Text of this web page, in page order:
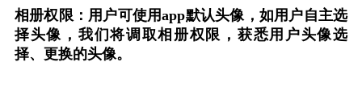
相册权限：用户可使用app默认头像，如用户自主选
择头像，我们将调取相册权限，获悉用户头像选
择、更换的头像。